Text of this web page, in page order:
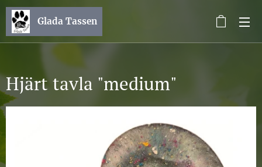
Glada Tassen
Hjärt tavla "medium"